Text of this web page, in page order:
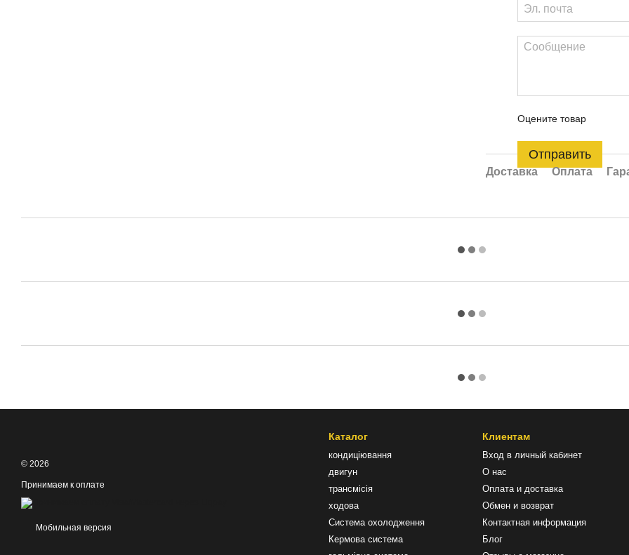
Оцените товар
Отправить
Доставка Оплата
© 2026
Принимаем к оплате
Мобильная версия
Каталог
кондиціювання
двигун
трансмісія
ходова
Система охолодження
Кермова система
Клиентам
Вход в личный кабинет
О нас
Оплата и доставка
Обмен и возврат
Контактная информация
Блог